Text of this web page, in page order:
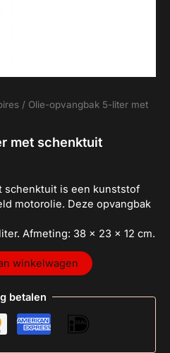
/ Olie-opvangbak 5-liter met
met schenktuit
schenktuit is een kunststof
motorolie. Deze opvangbak
Afmeting: 38 x 23 x 12 cm.
winkelwagen
betalen